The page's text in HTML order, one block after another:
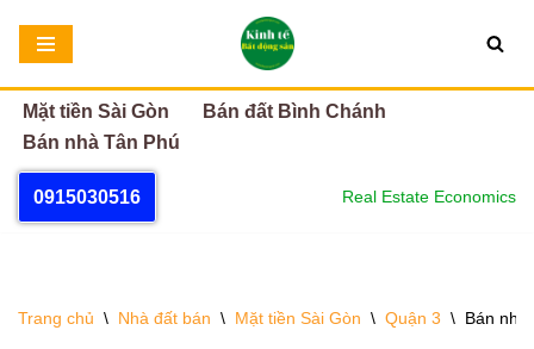
Chuyển
tới
nội
dung
Mặt tiền Sài Gòn
Bán đất Bình Chánh
Bán nhà Tân Phú
0915030516 Real Estate Economics
Trang chủ \ Nhà đất bán \ Mặt tiền Sài Gòn \ Quận 3 \ Bán nhà